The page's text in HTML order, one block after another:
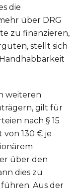
die
über DRG
zu finanzieren,
stellt sich
weiteren
gilt für
nach § 15
von 130 € je
über den
dies zu
Aus der